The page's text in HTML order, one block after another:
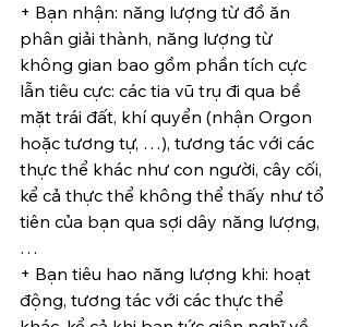
+ Bạn nhận: năng lượng từ đồ ăn
phân giải thành, năng lượng từ
không gian bao gồm phần tích cực
lẫn tiêu cực: các tia vũ trụ đi qua bề
mặt trái đất, khí quyển (nhận Orgon
hoặc tương tự, …), tương tác với các
thực thể khác như con người, cây cối,
kể cả thực thể không thể thấy như tổ
tiên của bạn qua sợi dây năng lượng,
…
+ Bạn tiêu hao năng lượng khi: hoạt
động, tương tác với các thực thể